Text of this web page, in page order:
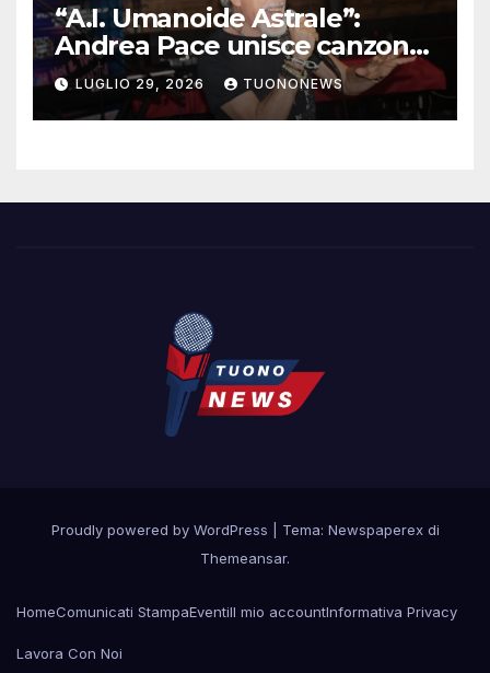
“A.I. Umanoide Astrale”:
Andrea Pace unisce canzone
d’autore e ricerca
contemporanea
LUGLIO 29, 2026 TUONONEWS
Proudly powered by WordPress
Tema: Newspaperex di
Themeansar.
HomeComunicati StampaEventiIl mio accountInformativa Privacy
Lavora Con Noi